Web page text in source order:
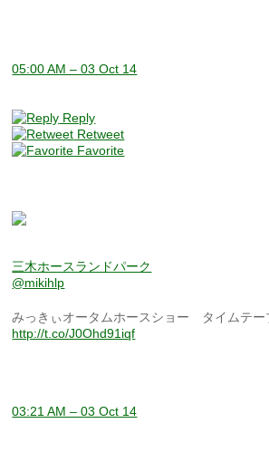
05:00 AM – 03 Oct 14
Reply
Retweet
Favorite
三木ホースランドパーク
@mikihlp
みっきぃオータムホースショー タイムテー
http://t.co/J0Ohd91iqf
03:21 AM – 03 Oct 14